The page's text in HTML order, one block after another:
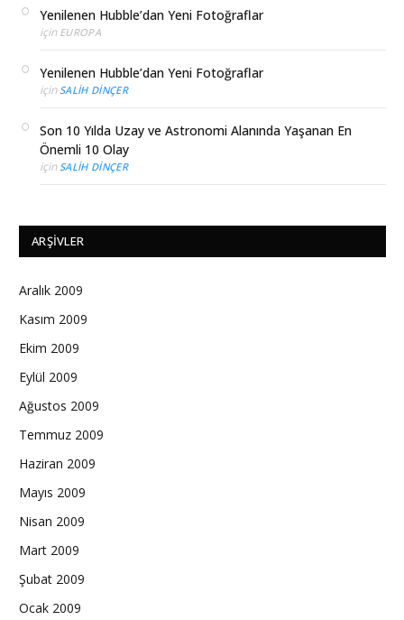
Yenilenen Hubble’dan Yeni Fotoğraflar
için EUROPA
Yenilenen Hubble’dan Yeni Fotoğraflar
için SALIH DINÇER
Son 10 Yılda Uzay ve Astronomi Alanında Yaşanan En
Önemli 10 Olay
için SALIH DINÇER
ARŞIVLER
Aralık 2009
Kasım 2009
Ekim 2009
Eylül 2009
Ağustos 2009
Temmuz 2009
Haziran 2009
Mayıs 2009
Nisan 2009
Mart 2009
Şubat 2009
Ocak 2009